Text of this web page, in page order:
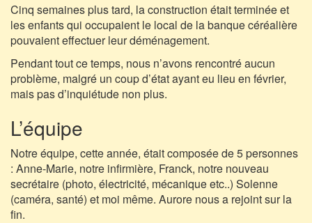
Cinq semaines plus tard, la construction était terminée et
les enfants qui occupaient le local de la banque céréalière
pouvaient effectuer leur déménagement.
Pendant tout ce temps, nous n’avons rencontré aucun
problème, malgré un coup d’état ayant eu lieu en février,
mais pas d’inquiétude non plus.
L’équipe
Notre équipe, cette année, était composée de 5 personnes
: Anne-Marie, notre infirmière, Franck, notre nouveau
secrétaire (photo, électricité, mécanique etc..) Solenne
(caméra, santé) et moi même. Aurore nous a rejoint sur la
fin.